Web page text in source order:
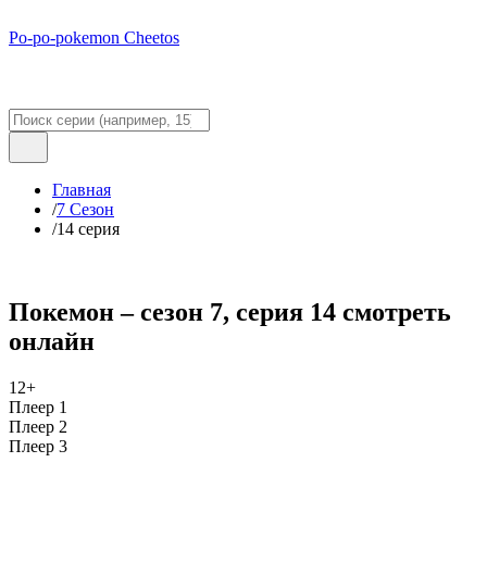
Po-po-pokemon Cheetos
Главная
/7 Сезон
/14 серия
Покемон – сезон 7, серия 14 смотреть
онлайн
12+
Плеер 1
Плеер 2
Плеер 3